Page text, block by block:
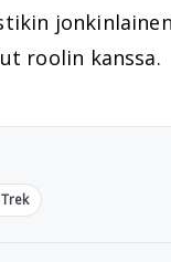
roolin kanssa.